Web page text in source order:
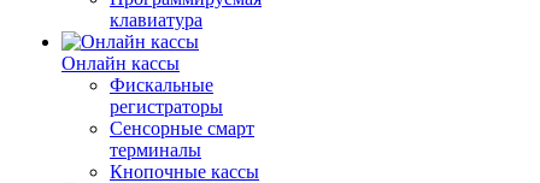
клавиатура
Онлайн кассы
Фискальные
регистраторы
Сенсорные смарт
терминалы
Кнопочные кассы